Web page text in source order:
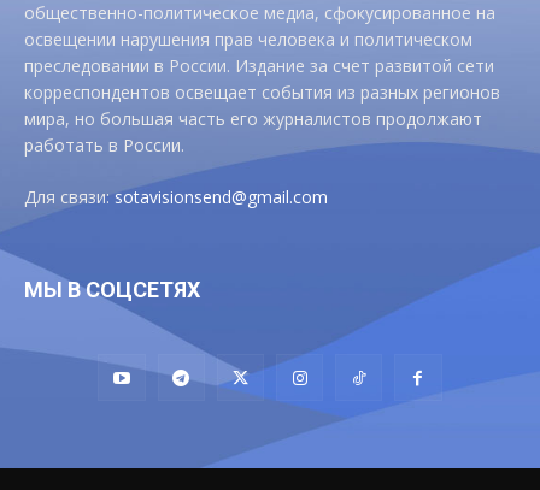
общественно-политическое медиа, сфокусированное на
освещении нарушения прав человека и политическом
преследовании в России. Издание за счет развитой сети
корреспондентов освещает события из разных регионов
мира, но большая часть его журналистов продолжают
работать в России.
Для связи:sotavisionsend@gmail.com
МЫ В СОЦСЕТЯХ